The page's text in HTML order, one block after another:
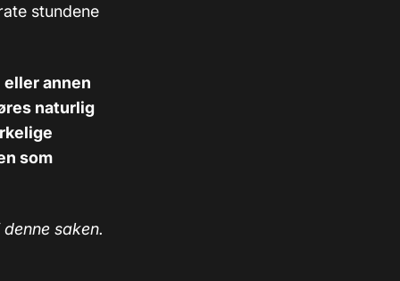
stundene
annen
naturlig
som
saken.